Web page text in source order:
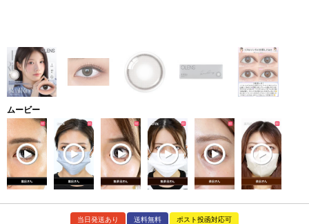
ムービー
当日発送あり 送料無料 ポスト投函対応可